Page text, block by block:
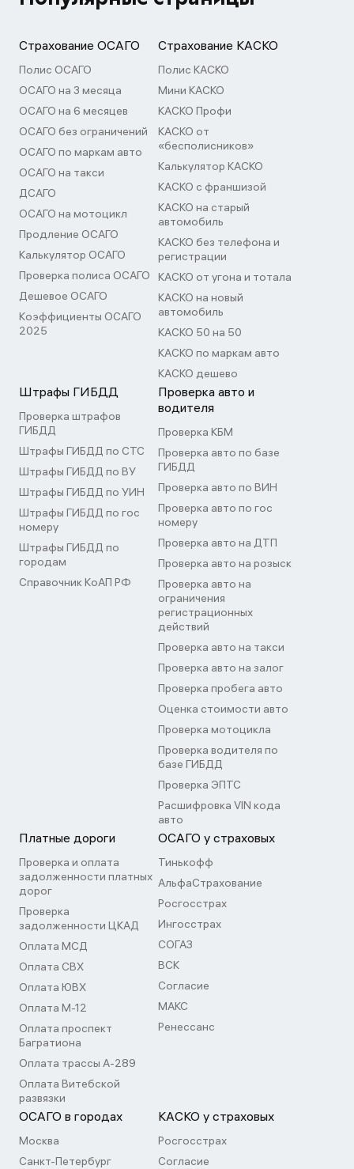
Страхование ОСАГО
Полис ОСАГО
ОСАГО на 3 месяца
ОСАГО на 6 месяцев
ОСАГО без ограничений
ОСАГО по маркам авто
ОСАГО на такси
ДСАГО
ОСАГО на мотоцикл
Продление ОСАГО
Калькулятор ОСАГО
Проверка полиса ОСАГО
Дешевое ОСАГО
Коэффициенты ОСАГО
2025
Страхование КАСКО
Полис КАСКО
Мини КАСКО
КАСКО Профи
КАСКО от
«бесполисников»
Калькулятор КАСКО
КАСКО с франшизой
КАСКО на старый
автомобиль
КАСКО без телефона и
регистрации
КАСКО от угона и тотала
КАСКО на новый
автомобиль
КАСКО 50 на 50
КАСКО по маркам авто
КАСКО дешево
Штрафы ГИБДД
Проверка штрафов
ГИБДД
Штрафы ГИБДД по СТС
Штрафы ГИБДД по ВУ
Штрафы ГИБДД по УИН
Штрафы ГИБДД по гос
номеру
Штрафы ГИБДД по
городам
Справочник КоАП РФ
Проверка авто и
водителя
Проверка КБМ
Проверка авто по базе
ГИБДД
Проверка авто по ВИН
Проверка авто по гос
номеру
Проверка авто на ДТП
Проверка авто на розыск
Проверка авто на
ограничения
регистрационных
действий
Проверка авто на такси
Проверка авто на залог
Проверка пробега авто
Оценка стоимости авто
Проверка мотоцикла
Проверка водителя по
базе ГИБДД
Проверка ЭПТС
Расшифровка VIN кода
авто
Платные дороги
Проверка и оплата
задолженности платных
дорог
Проверка
задолженности ЦКАД
Оплата МСД
Оплата СВХ
Оплата ЮВХ
Оплата М-12
Оплата проспект
Багратиона
Оплата трассы А-289
Оплата Витебской
развязки
ОСАГО у страховых
Тинькофф
АльфаСтрахование
Росгосстрах
Ингосстрах
СОГАЗ
ВСК
Согласие
МАКС
Ренессанс
ОСАГО в городах
Москва
Санкт-Петербург
КАСКО у страховых
Росгосстрах
Согласие